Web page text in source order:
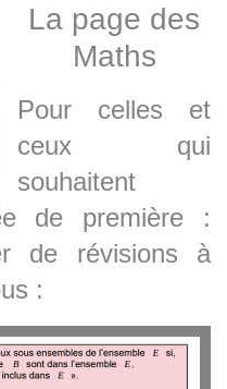
La page des
Maths
Pour celles et
ceux qui
souhaitent
de première :
de révisions à
: